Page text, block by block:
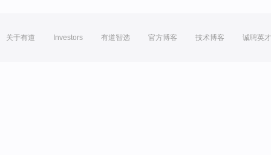
关于有道 Investors 有道智选 官方博客 技术博客 诚聘英才